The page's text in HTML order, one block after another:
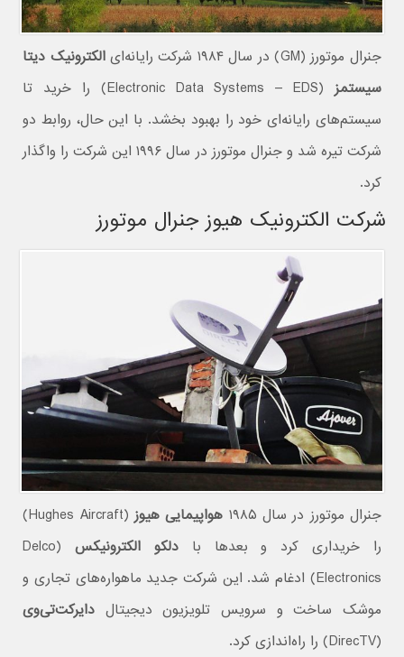
جنرال موتورز (GM) در سال ۱۹۸۴ شرکت رایانه‌ای
الکترونیک دیتا
سیستمز
(Electronic Data Systems – EDS) را خرید تا
سیستم‌های رایانه‌ای خود را بهبود بخشد. با این حال، روابط دو
شرکت تیره شد و جنرال موتورز در سال ۱۹۹۶ این شرکت را واگذار
کرد.
شرکت الکترونیک هیوز جنرال موتورز
جنرال موتورز در سال ۱۹۸۵ هواپیمایی هیوز
(Hughes Aircraft)
را خریداری کرد و بعدها بادلکو الکترونیکس
(Delco
Electronics) ادغام شد. این شرکت جدید ماهواره‌های تجاری و
موشک ساخت و سرویس تلویزیون دیجیتال دایرکت‌تی‌وی
(DirecTV) را راه‌اندازی کرد.